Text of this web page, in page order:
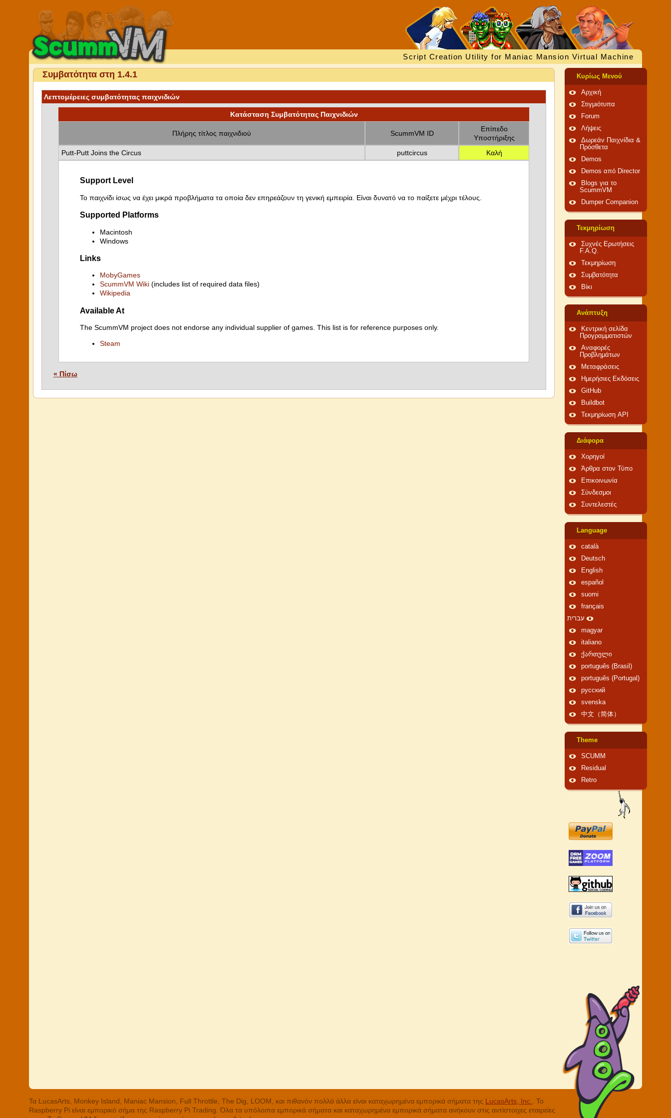
Script Creation Utility for Maniac Mansion Virtual Machine
Συμβατότητα στη 1.4.1
Λεπτομέρειες συμβατότητας παιχνιδιών
Κατάσταση Συμβατότητας Παιχνιδιών
Πλήρης τίτλος παιχνιδιού ScummVM ID
Επίπεδο
Υποστήριξης
Putt-Putt Joins the Circus
puttcircus Καλή
Support Level
Το παιχνίδι ίσως να έχει μικρά προβλήματα τα οποία δεν επηρεάζουν τη γενική εμπειρία. Είναι δυνατό να το παίξετε μέχρι τέλους.
Supported Platforms
Macintosh
Windows
Links
MobyGames
ScummVM Wiki (includes list of required data files)
Wikipedia
Available At
The ScummVM project does not endorse any individual supplier of games. This list is for reference purposes only.
Steam
« Πίσω
Κυρίως Μενού
Αρχική
Στιγμιότυπα
Forum
Λήψεις
Δωρεάν Παιχνίδια &
Πρόσθετα
Demos
Demos από Director
Blogs για το
ScummVM
Dumper Companion
Τεκμηρίωση
Συχνές Ερωτήσεις
F.A.Q.
Τεκμηρίωση
Συμβατότητα
Βίκι
Ανάπτυξη
Κεντρική σελίδα
Προγραμματιστών
Αναφορές
Προβλημάτων
Μεταφράσεις
Ημερήσιες Εκδόσεις
GitHub
Buildbot
Τεκμηρίωση API
Διάφορα
Χορηγοί
Άρθρα στον Τύπο
Επικοινωνία
Σύνδεσμοι
Συντελεστές
Language
català
Deutsch
English
español
suomi
français
עברית
magyar
italiano
ქართული
português (Brasil)
português (Portugal)
русский
svenska
中文（简体）
Theme
SCUMM
Residual
Retro
Τα LucasArts, Monkey Island, Maniac Mansion, Full Throttle, The Dig, LOOM, και πιθανόν πολλά άλλα είναι καταχωρημένα εμπορικά σήματα της LucasArts, Inc.
. Το
Raspberry Pi είναι εμπορικό σήμα της Raspberry Pi Trading. Όλα τα υπόλοιπα εμπορικά σήματα και καταχωρημένα εμπορικά σήματα ανήκουν στις αντίστοιχες εταιρείες